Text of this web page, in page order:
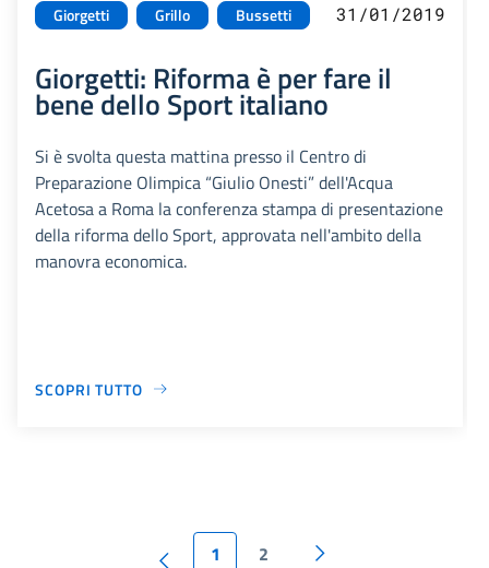
Giorgetti Grillo Bussetti 31/01/2019
Giorgetti: Riforma è per fare il
bene dello Sport italiano
Si è svolta questa mattina presso il Centro di
Preparazione Olimpica “Giulio Onesti” dell'Acqua
Acetosa a Roma la conferenza stampa di presentazione
della riforma dello Sport, approvata nell'ambito della
manovra economica.
SCOPRI TUTTO
1 2